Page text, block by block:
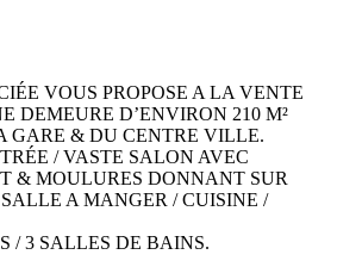
VOUS PROPOSE A LA VENTE
DEMEURE D’ENVIRON 210 M²
GARE & DU CENTRE VILLE.
/ VASTE SALON AVEC
& MOULURES DONNANT SUR
A MANGER / CUISINE /
/ 3 SALLES DE BAINS.